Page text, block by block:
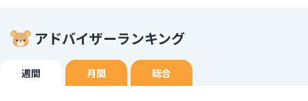
アドバイザーランキング
週間 月間 総合